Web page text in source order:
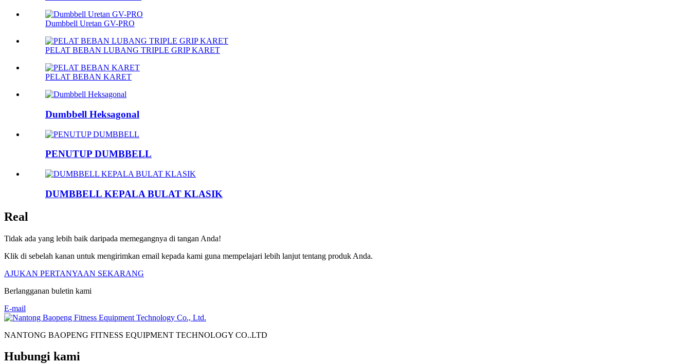
Dumbbell Uretan GV-PRO
PELAT BEBAN LUBANG TRIPLE GRIP KARET
PELAT BEBAN KARET
Dumbbell Heksagonal
PENUTUP DUMBBELL
DUMBBELL KEPALA BULAT KLASIK
Real
Tidak ada yang lebih baik daripada memegangnya di tangan Anda!
Klik di sebelah kanan untuk mengirimkan email kepada kami guna mempelajari lebih lanjut tentang produk Anda.
AJUKAN PERTANYAAN SEKARANG
Berlangganan buletin kami
E-mail
NANTONG BAOPENG FITNESS EQUIPMENT TECHNOLOGY CO..LTD
Hubungi kami